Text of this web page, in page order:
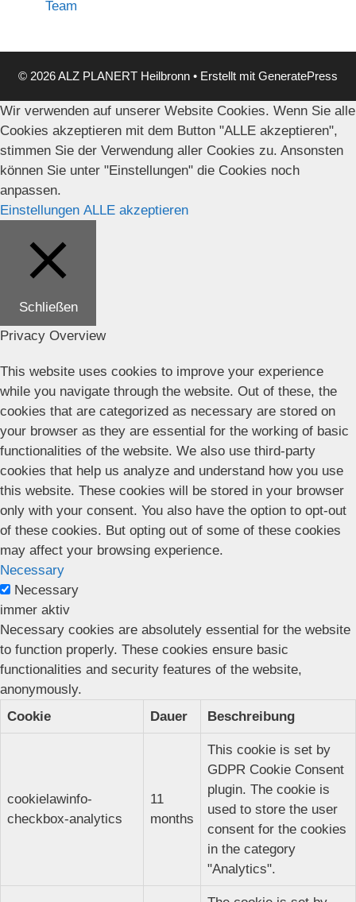
Team
© 2026 ALZ PLANERT Heilbronn • Erstellt mit GeneratePress
Wir verwenden auf unserer Website Cookies. Wenn Sie alle
Cookies akzeptieren mit dem Button "ALLE akzeptieren",
stimmen Sie der Verwendung aller Cookies zu. Ansonsten
können Sie unter "Einstellungen" die Cookies noch
anpassen.
Einstellungen ALLE akzeptieren
Schließen
Privacy Overview
This website uses cookies to improve your experience
while you navigate through the website. Out of these, the
cookies that are categorized as necessary are stored on
your browser as they are essential for the working of basic
functionalities of the website. We also use third-party
cookies that help us analyze and understand how you use
this website. These cookies will be stored in your browser
only with your consent. You also have the option to opt-out
of these cookies. But opting out of some of these cookies
may affect your browsing experience.
Necessary
Necessary
immer aktiv
Necessary cookies are absolutely essential for the website
to function properly. These cookies ensure basic
functionalities and security features of the website,
anonymously.
Cookie
Dauer Beschreibung
cookielawinfo-
checkbox-analytics
11
months
This cookie is set by
GDPR Cookie Consent
plugin. The cookie is
used to store the user
consent for the cookies
in the category
"Analytics".